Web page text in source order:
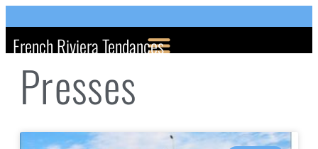
French Riviera Tendances
Presses